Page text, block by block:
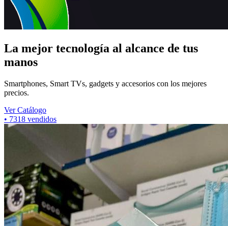
La mejor tecnología al alcance de tus
manos
Smartphones, Smart TVs, gadgets y accesorios con los mejores
precios.
Ver Catálogo
• 7318 vendidos